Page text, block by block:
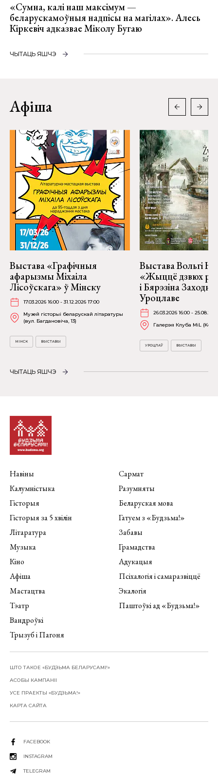
«Сумна, калі наш максімум —
беларускамоўныя надпісы на магілах». Алесь
Кіркевіч адказвае Міколу Бугаю
ЧЫТАЦЬ ЯШЧЭ
Афіша
Выстава «Графічныя
афарызмы Міхаіла
Лісоўскага» ў Мінску
17.03.2026 16:00 - 31.12.2026 17:00
Музей гісторыі беларускай літаратуры
(вул. Багдановіча, 13)
МІНСК ВЫСТАВЫ
Выстава Вольгі
«Жыццё дзвюх
і Бярэзіна
Уроцлаве
26.03.2026 16:00 -
Галерэя Клуба MiL
УРОЦЛАЎ ВЫСТАВЫ
ЧЫТАЦЬ ЯШЧЭ
Навіны
Калумністыка
Гісторыя
Гісторыя за 5 хвілін
Літаратура
Музыка
Кіно
Афіша
Мастацтва
Тэатр
Вандроўкі
Трызуб і Пагоня
Сармат
Разумняты
Беларуская мова
Гатуем з «Будзьма!»
Забавы
Грамадства
Адукацыя
Псіхалогія і самаразвіццё
Экалогія
Паштоўкі ад «Будзьма!»
ШТО ТАКОЕ «БУДЗЬМА БЕЛАРУСАМІ!»
АСОБЫ КАМПАНІІ
УСЕ ПРАЕКТЫ «БУДЗЬМА!»
КАРТА САЙТА
FACEBOOK
INSTAGRAM
TELEGRAM